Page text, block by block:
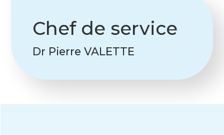
Chef de service
Dr Pierre VALETTE